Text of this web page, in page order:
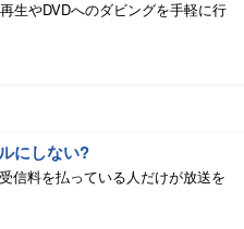
生やDVDへのダビングを手軽に行
にしない?
信料を払っている人だけが放送を